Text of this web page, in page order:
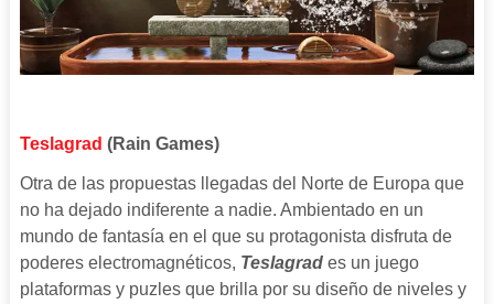
Teslagrad (Rain Games)
Otra de las propuestas llegadas del Norte de Europa que
no ha dejado indiferente a nadie. Ambientado en un
mundo de fantasía en el que su protagonista disfruta de
poderes electromagnéticos, Teslagrades un juego
plataformas y puzles que brilla por su diseño de niveles y